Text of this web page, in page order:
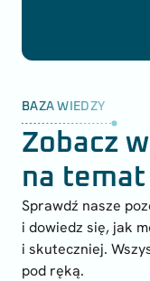
BAZA WIEDZY
Zobacz
na
Sprawdź nasze
i dowiedz się, jak
i skuteczniej.
pod ręką.